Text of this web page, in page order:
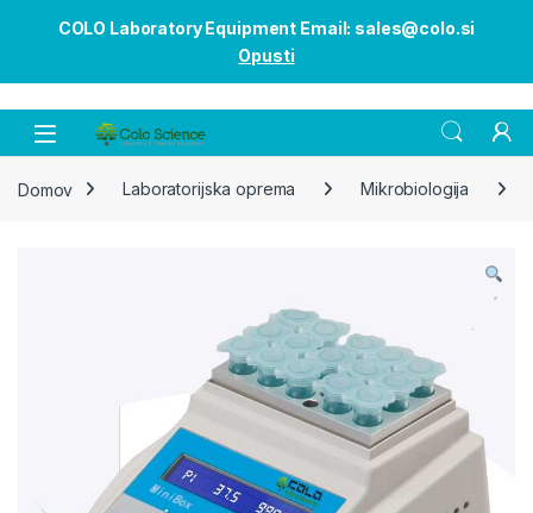
COLO Laboratory Equipment Email: sales@colo.si
Opusti
Open
Domov Laboratorijska oprema Mikrobiologija